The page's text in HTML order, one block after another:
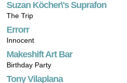
Suzan Köcher\'s Suprafon
The Trip
Errorr
Innocent
Makeshift Art Bar
Birthday Party
Tony Vilaplana